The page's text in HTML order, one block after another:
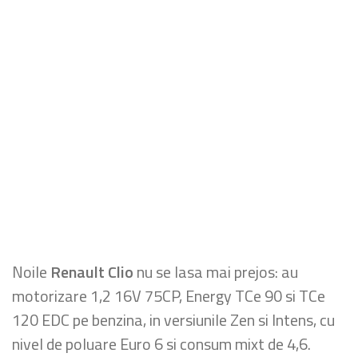
Noile Renault Clionu se lasa mai prejos: au
motorizare 1,2 16V 75CP, Energy TCe 90 si TCe
120 EDC pe benzina, in versiunile Zen si Intens, cu
nivel de poluare Euro 6 si consum mixt de 4,6.